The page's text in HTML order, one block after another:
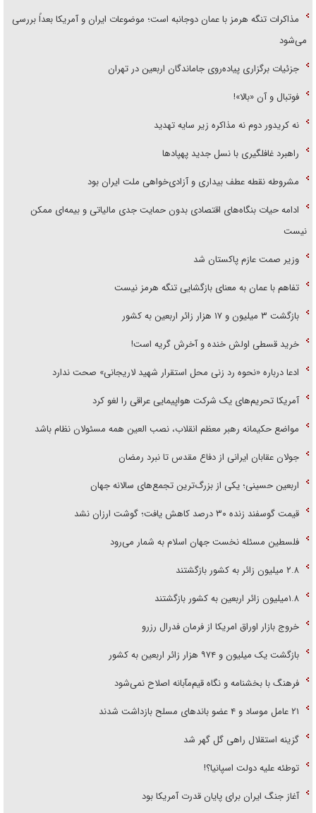
مذاکرات تنگه هرمز با عمان دوجانبه است؛ موضوعات ایران و آمریکا بعداً بررسی
می‌شود
جزئیات برگزاری پیاده‌روی جاماندگان اربعین در تهران
فوتبال و آن «بالا»!
نه کریدور دوم نه مذاکره زیر سایه تهدید
راهبرد غافلگیری با نسل جدید پهپاد‌ها
مشروطه نقطه عطف بیداری و آزادی‌خواهی ملت ایران بود
ادامه حیات بنگاه‌های اقتصادی بدون حمایت جدی مالیاتی و بیمه‌ای ممکن
نیست
وزیر صمت عازم پاکستان شد
تفاهم با عمان به معنای بازگشایی تنگه هرمز نیست
بازگشت ۳ میلیون و ۱۷ هزار زائر اربعین به کشور
خرید قسطی اولش خنده و آخرش گریه است!
ادعا درباره «نحوه رد زنی محل استقرار شهید لاریجانی» صحت ندارد
آمریکا تحریم‌های یک شرکت هواپیمایی عراقی را لغو کرد
مواضع حکیمانه رهبر معظم انقلاب، نصب العین همه مسئولان نظام باشد
جولان عقابان ایرانی از دفاع مقدس تا نبرد رمضان
اربعین حسینی؛ یکی از بزرگ‌ترین تجمع‌های سالانه جهان
قیمت گوسفند زنده ۳۰ درصد کاهش یافت؛ گوشت ارزان نشد
فلسطین مسئله نخست جهان اسلام به شمار می‌رود
۲.۸ میلیون زائر به کشور بازگشتند
۱.۸میلیون زائر اربعین به کشور بازگشتند
خروج بازار اوراق امریکا از فرمان فدرال رزرو
بازگشت یک میلیون و ۹۷۴ هزار زائر اربعین به کشور
فرهنگ با بخشنامه و نگاه قیم‌مآبانه اصلاح نمی‌شود
۲۱ عامل موساد و ۴ عضو باند‌های مسلح بازداشت شدند
گزینه استقلال راهی گل گهر شد
توطئه علیه دولت اسپانیا؟!
آغاز جنگ ایران برای پایان قدرت آمریکا بود